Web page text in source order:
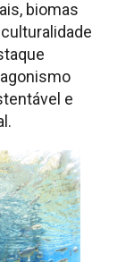
biomas
e